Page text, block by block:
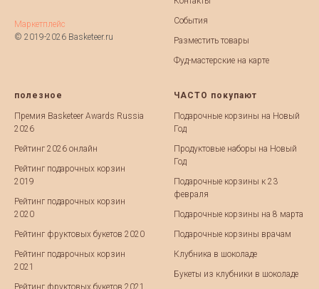
Маркетплейс
© 2019-2026 Basketeer.ru
События
Разместить товары
Фуд-мастерские на карте
полезное
Премия Basketeer Awards Russia
2026
Рейтинг 2026 онлайн
Рейтинг подарочных корзин
2019
Рейтинг подарочных корзин
2020
Рейтинг фруктовых букетов 2020
Рейтинг подарочных корзин
2021
ЧАСТО покупают
Подарочные корзины на Новый
Год
Продуктовые наборы на Новый
Год
Подарочные корзины к 23
февраля
Подарочные корзины на 8 марта
Подарочные корзины врачам
Клубника в шоколаде
Букеты из клубники в шоколаде